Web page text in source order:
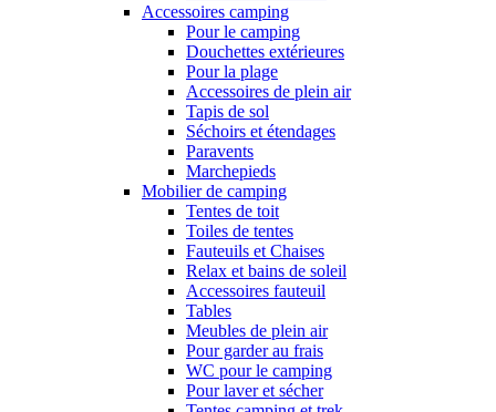
Accessoires camping
Pour le camping
Douchettes extérieures
Pour la plage
Accessoires de plein air
Tapis de sol
Séchoirs et étendages
Paravents
Marchepieds
Mobilier de camping
Tentes de toit
Toiles de tentes
Fauteuils et Chaises
Relax et bains de soleil
Accessoires fauteuil
Tables
Meubles de plein air
Pour garder au frais
WC pour le camping
Pour laver et sécher